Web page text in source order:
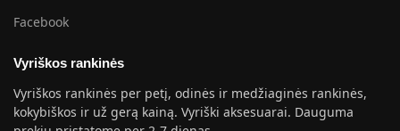
Facebook
Vyriškos rankinės
Vyriškos rankinės per petį, odinės ir medžiaginės rankinės,
kokybiškos ir už gerą kainą. Vyriški aksesuarai. Dauguma